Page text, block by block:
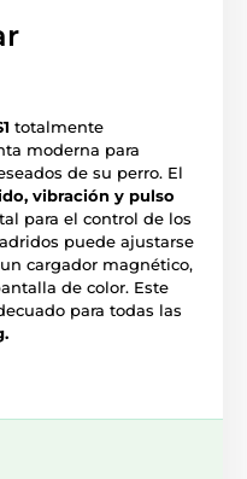
totalmente
moderna para
de su perro. El
vibración y pulso
para el control de los
puede ajustarse
cargador magnético,
de color. Este
para todas las